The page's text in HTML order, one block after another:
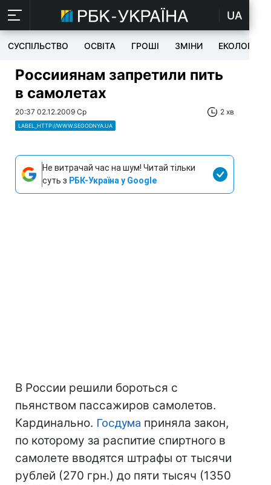
UA
СУСПІЛЬСТВО ОСВІТА ГРОШІ ЗМІНИ ЕКОЛОГІЯ
Россииянам запретили пить
в самолетах
20:37 02.12.2009 Ср 2 хв
LABEL_HTTP://WWW.SEGODNYA.UA
Не витрачай час на шум! Читай тільки
суть з РБК-Україна у Google
В России решили бороться с
пьянством пассажиров самолетов.
Кардинально. Госдума приняла закон,
по которому за распитие спиртного в
самолете вводятся штрафы от тысячи
рублей (270 грн.) до пяти тысяч (1350